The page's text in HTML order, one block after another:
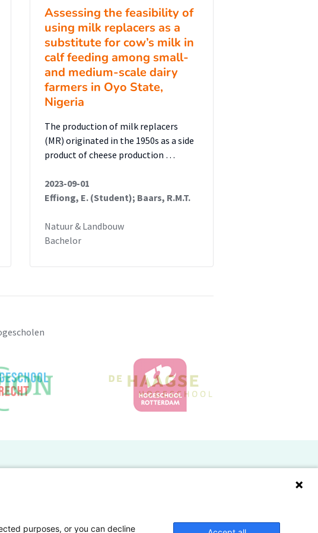
Assessing the feasibility of
using milk replacers as a
substitute for cow’s milk in
calf feeding among small-
and medium-scale dairy
farmers in Oyo State,
Nigeria
The production of milk replacers
(MR) originated in the 1950s as a side
product of cheese production …
2023-09-01
Effiong, E. (Student); Baars, R.M.T.
Natuur & Landbouw
Bachelor
Lectoren en onderzoekers
purposes, or you can decline